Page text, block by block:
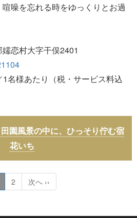
噪を忘れる時をゆっくりとお過
恋村大字干俣2401
名様あたり（税・サービス料込
園風景の中に、ひっそり佇む宿
花いち
2 次へ ››